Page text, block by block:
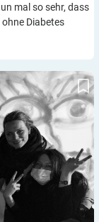
mal so sehr, dass
Diabetes
5 Konter gegen